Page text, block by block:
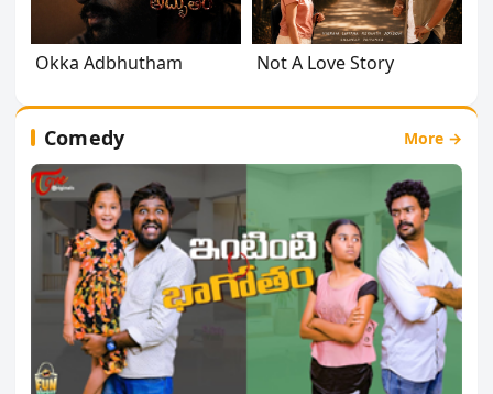
Okka Adbhutham Not A Love Story
Comedy More →